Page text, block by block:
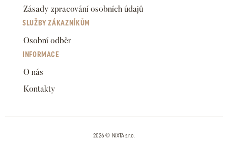
Zásady zpracování osobních údajů
SLUŽBY ZÁKAZNÍKŮM
Osobní odběr
INFORMACE
O nás
Kontakty
2026 © NIXTA s.r.o.